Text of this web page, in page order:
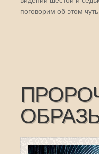
поговорим об этом